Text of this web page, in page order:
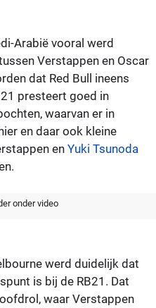
Arabië vooral werd
Verstappen en Oscar
dat Red Bull ineens
presteert goed in
waarvan er in
en daar ook kleine
en Yuki Tsunoda
onder video
werd duidelijk dat
is bij de RB21. Dat
waar Verstappen